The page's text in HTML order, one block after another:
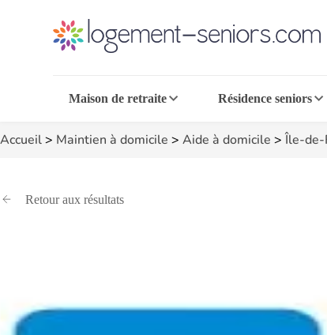
Maison de retraite Résidence seniors
Accueil> Maintien à domicile > Aide à domicile > Île-de-
Retour aux résultats